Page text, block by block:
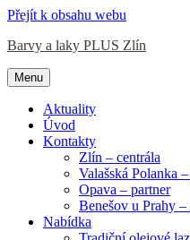
Přejít k obsahu webu
Barvy a laky PLUS Zlín
Menu
Aktuality
Úvod
Kontakty
Zlín – centrála
Valašská Polanka
Opava – partner
Benešov u Prahy –
Nabídka